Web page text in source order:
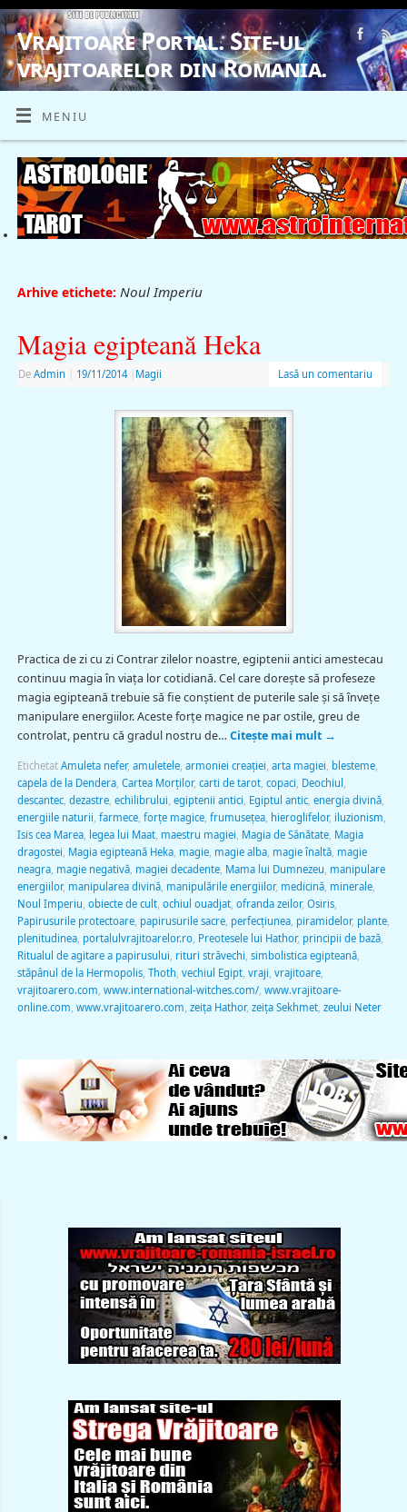
Vrajitoare Portal. Site-ul
vrajitoarelor din Romania.
VRAJITOARE, VRAJITOARELE, VRAJITOARE
MENIU
Arhive etichete: Noul Imperiu
Magia egipteană Heka
De Admin 19/11/2014 Magii Lasă un comentariu
Practica de zi cu zi Contrar zilelor noastre, egiptenii antici amestecau
continuu magia în viaţa lor cotidiană. Cel care doreşte să profeseze
magia egipteană trebuie să fie conştient de puterile sale şi să înveţe
manipulare energiilor. Aceste forţe magice ne par ostile, greu de
controlat, pentru că gradul nostru de… Citește mai mult →
Etichetat Amuleta nefer, amuletele, armoniei creaţiei arta magiei blesteme,
capela de la Dendera, Cartea Morţilor, carti de tarot, copaci Deochiul
descantec, dezastre, echilibrului egiptenii antici Egiptul antic, energia divină,
energiile naturii farmece, forţe magice, frumuseţea, hieroglifelor, iluzionism
Isis cea Marea, legea lui Maat, maestru magiei Magia de Sănătate, Magia
dragostei Magia egipteană Heka, magie, magie alba, magie înaltă, magie
neagra, magie negativă, magiei decadente, Mama lui Dumnezeu manipulare
energiilor, manipularea divină, manipulările energiilor, medicină, minerale,
Noul Imperiu obiecte de cult, ochiul ouadjat, ofranda zeilor, Osiris,
Papirusurile protectoare, papirusurile sacre, perfecţiunea, piramidelor, plante,
plenitudinea, portalulvrajitoarelor.ro, Preotesele lui Hathor, principii de bază,
Ritualul de agitare a papirusului rituri străvechi simbolistica egipteană,
stăpânul de la Hermopolis, Thoth vechiul Egipt, vraji vrajitoare,
vrajitoarero.com www.international-witches.com/, www.vrajitoare-
online.com www.vrajitoarero.com zeiţa Hathor, zeiţa Sekhmet, zeului Neter